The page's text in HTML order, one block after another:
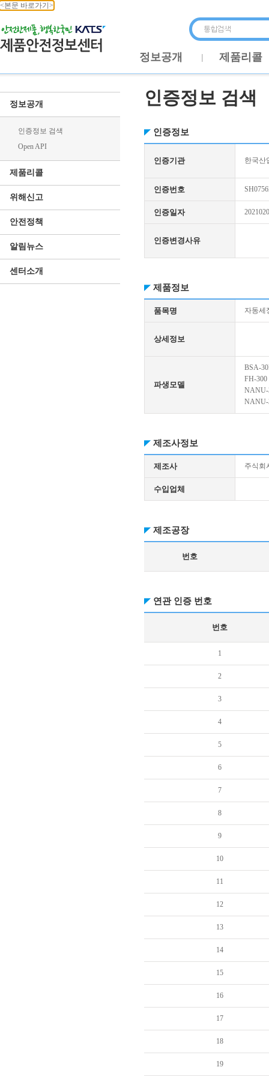
<본문 바로가기>
정보공개 제품리콜
정보공개
인증정보 검색
Open API
제품리콜
위해신고
안전정책
알림뉴스
센터소개
인증정보 검색
인증정보
인증기관 한국산
인증번호
인증일자
인증변경사유
제품정보
품목명 자동세
상세정보
파생모델
BSA-
FH-300
NANU-
NANU-
제조사정보
제조사 주식회
수입업체
제조공장
번호
연관 인증 번호
번호
1
2
3
4
5
6
7
8
9
10
11
12
13
14
15
16
17
18
19